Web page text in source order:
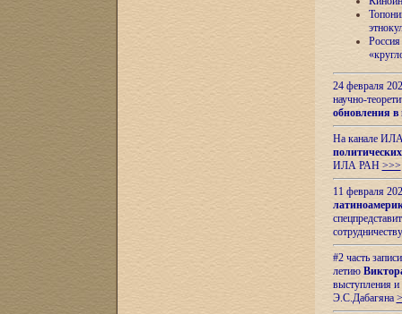
24 февраля
научно-
обновления в
На канале
ИЛА РАН >>>
11 февраля
#2 часть
летию
выступления
Э.С.Дабагяна